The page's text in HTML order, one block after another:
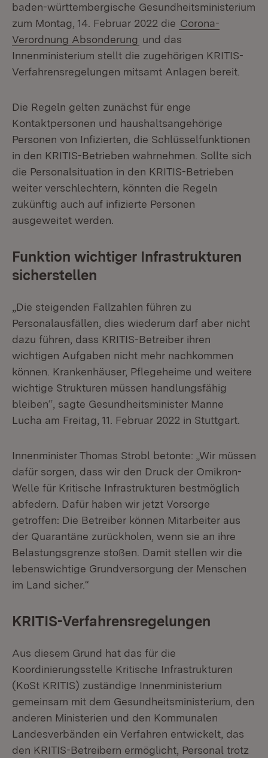
baden-württembergische Gesundheitsministerium
zum Montag, 14. Februar 2022 die Corona-
Verordnung Absonderung und das
Innenministerium stellt die zugehörigen KRITIS-
Verfahrensregelungen mitsamt Anlagen bereit.
Die Regeln gelten zunächst für enge
Kontaktpersonen und haushaltsangehörige
Personen von Infizierten, die Schlüsselfunktionen
in den KRITIS-Betrieben wahrnehmen. Sollte sich
die Personalsituation in den KRITIS-Betrieben
weiter verschlechtern, könnten die Regeln
zukünftig auch auf infizierte Personen
ausgeweitet werden.
Funktion wichtiger Infrastrukturen
sicherstellen
„Die steigenden Fallzahlen führen zu
Personalausfällen, dies wiederum darf aber nicht
dazu führen, dass KRITIS-Betreiber ihren
wichtigen Aufgaben nicht mehr nachkommen
können. Krankenhäuser, Pflegeheime und weitere
wichtige Strukturen müssen handlungsfähig
bleiben“, sagte Gesundheitsminister Manne
Lucha am Freitag, 11. Februar 2022 in Stuttgart.
Innenminister Thomas Strobl betonte: „Wir müssen
dafür sorgen, dass wir den Druck der Omikron-
Welle für Kritische Infrastrukturen bestmöglich
abfedern. Dafür haben wir jetzt Vorsorge
getroffen: Die Betreiber können Mitarbeiter aus
der Quarantäne zurückholen, wenn sie an ihre
Belastungsgrenze stoßen. Damit stellen wir die
lebenswichtige Grundversorgung der Menschen
im Land sicher.“
KRITIS-Verfahrensregelungen
Aus diesem Grund hat das für die
Koordinierungsstelle Kritische Infrastrukturen
(KoSt KRITIS) zuständige Innenministerium
gemeinsam mit dem Gesundheitsministerium, den
anderen Ministerien und den Kommunalen
Landesverbänden ein Verfahren entwickelt, das
den KRITIS-Betreibern ermöglicht, Personal trotz